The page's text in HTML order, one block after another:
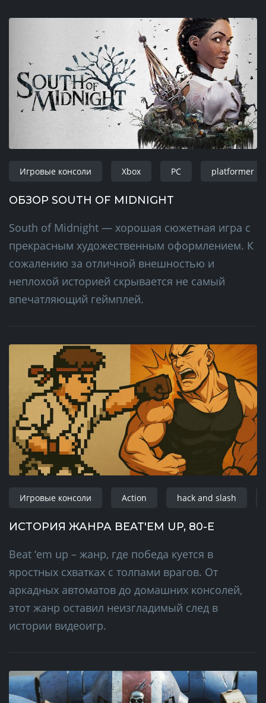
Игровые консоли Xbox PC platformer
ОБЗОР SOUTH OF MIDNIGHT
South of Midnight — хорошая сюжетная игра с
прекрасным художественным оформлением. К
сожалению за отличной внешностью и
неплохой историей скрывается не самый
впечатляющий геймплей.
Игровые консоли Action hack and slash
ИСТОРИЯ ЖАНРА BEAT'EM UP, 80-Е
Beat ‘em up – жанр, где победа куется в
яростных схватках с толпами врагов. От
аркадных автоматов до домашних консолей,
этот жанр оставил неизгладимый след в
истории видеоигр.